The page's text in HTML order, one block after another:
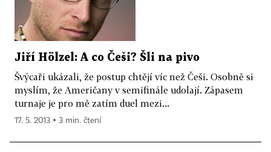
Jiří Hölzel: A co Češi? Šli na pivo
Švýcaři ukázali, že postup chtějí víc než Češi. Osobně si
myslím, že Američany v semifinále udolají. Zápasem
turnaje je pro mě zatím duel mezi...
17. 5. 2013 ▪ 3 min. čtení